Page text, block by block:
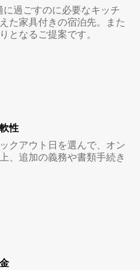
過ごすのに必要なキッチ
た家具付きの宿泊先。また
となるご提案です。
性
クアウト日を選んで、オン
、追加の義務や書類手続き